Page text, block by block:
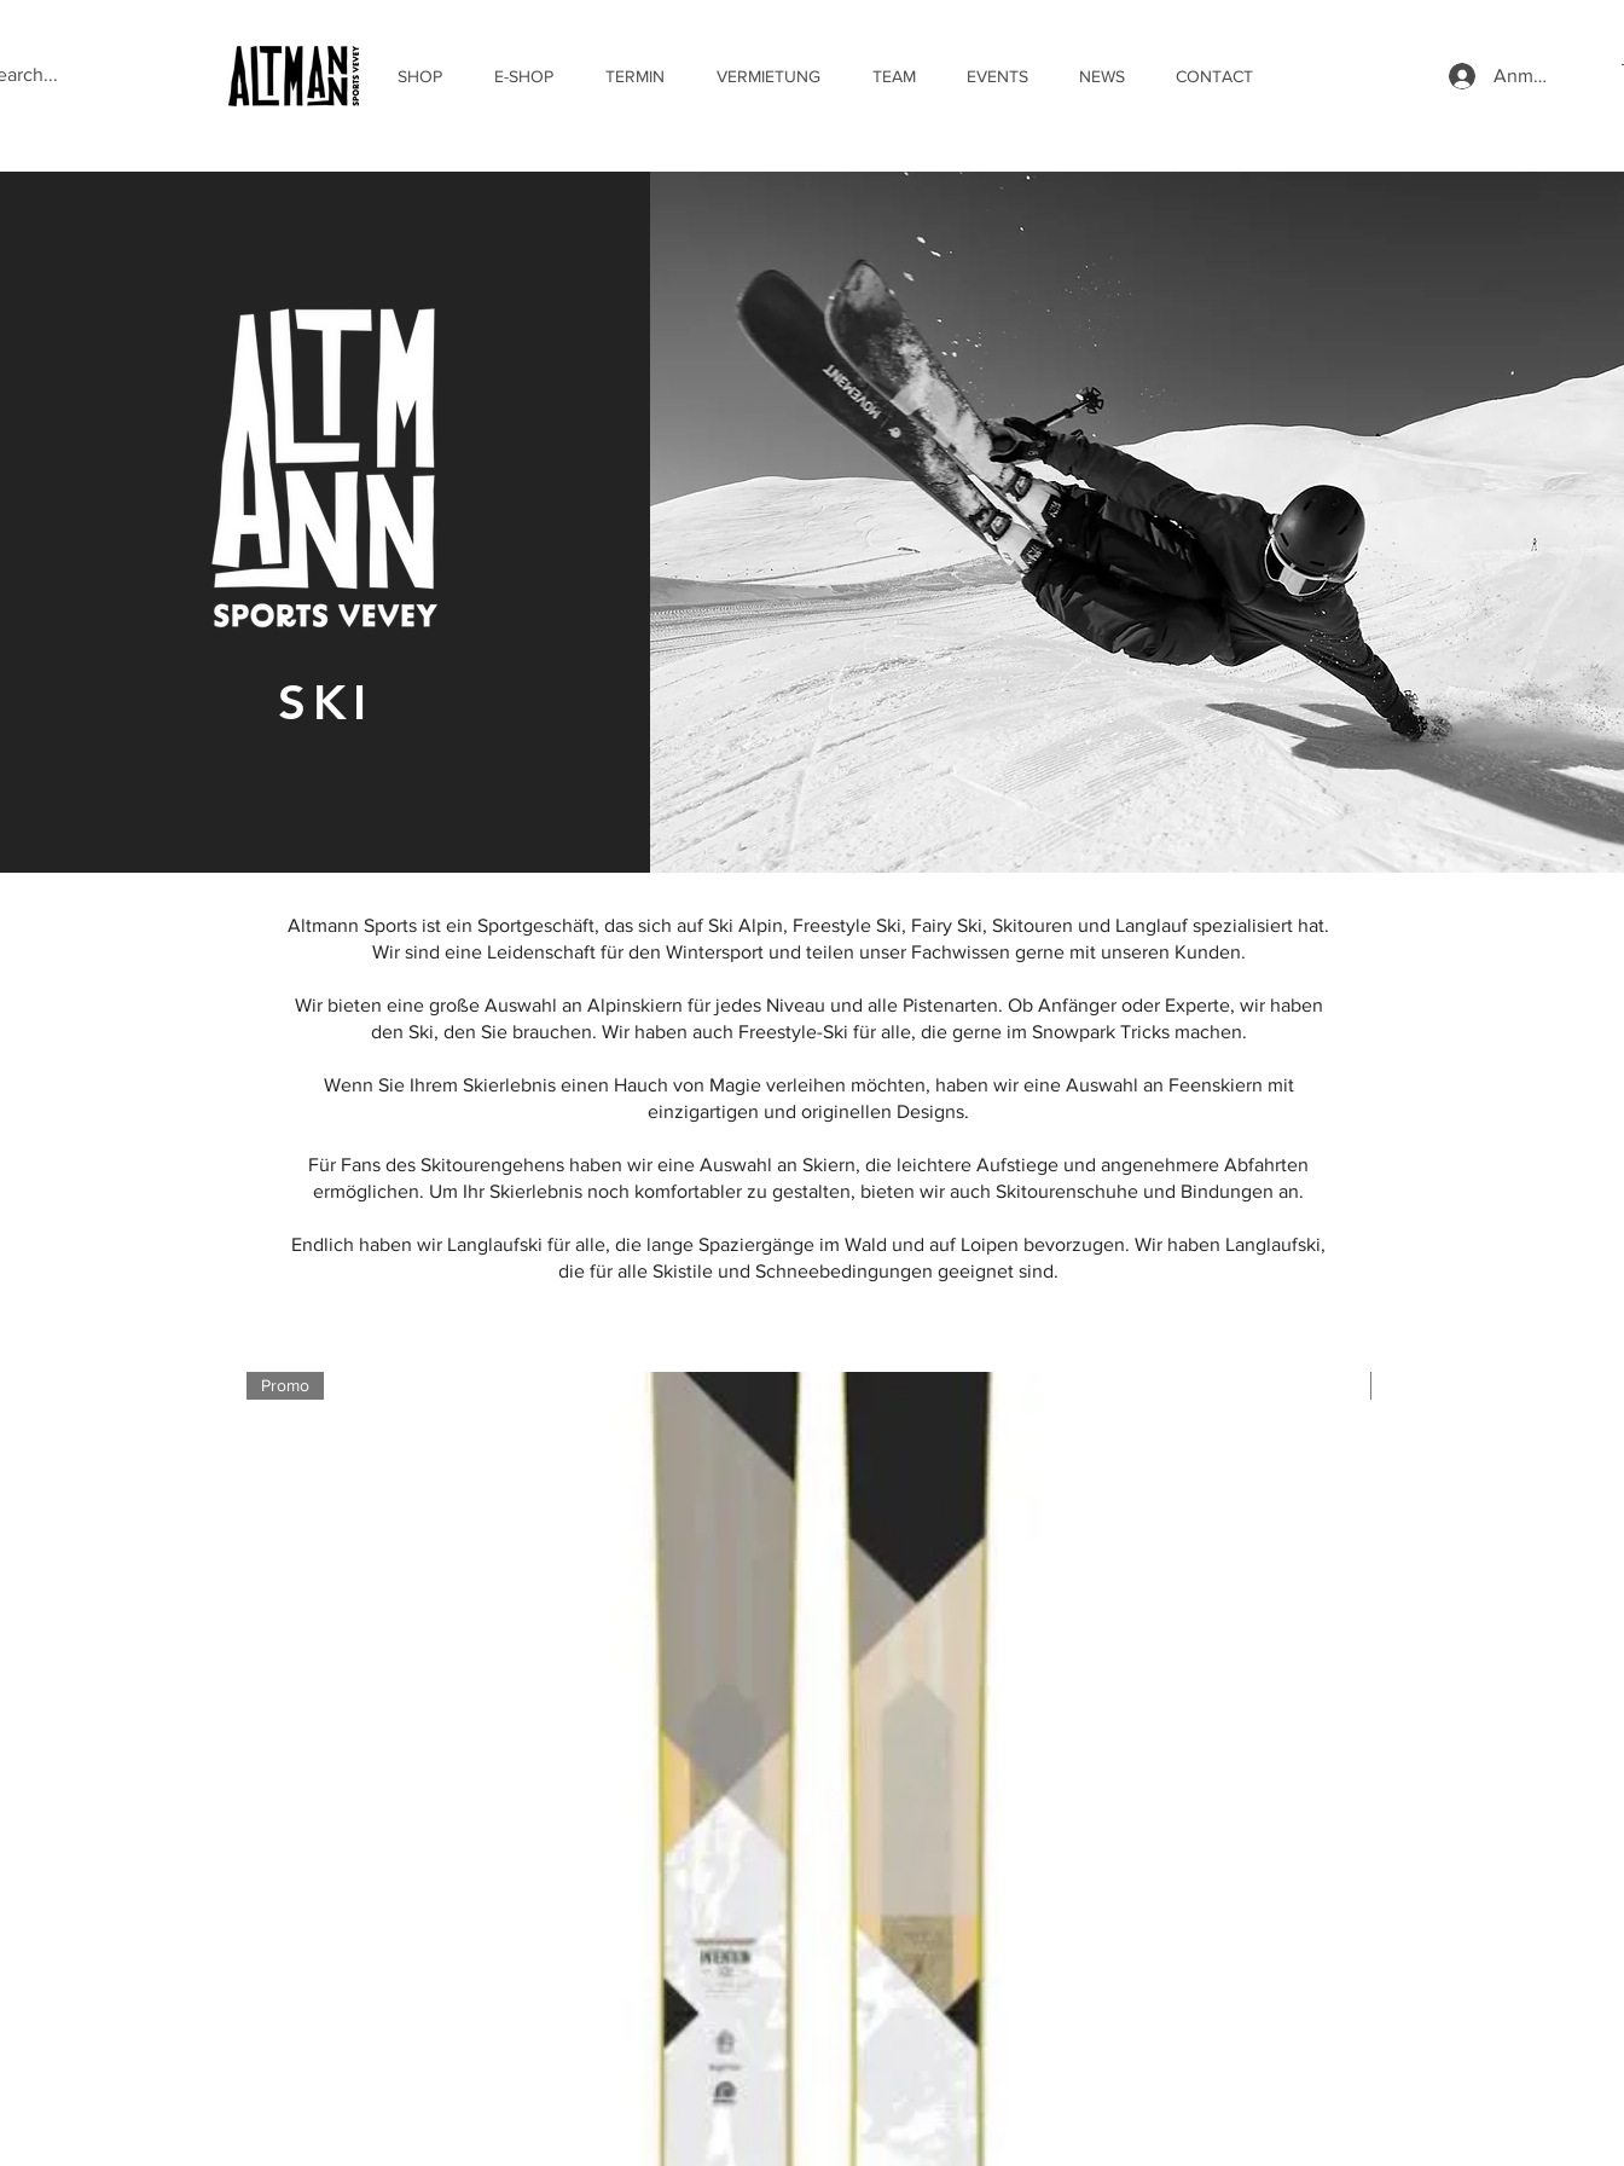
SHOP E-SHOP TERMIN VERMIETUNG TEAM EVENTS NEWS CONTACT Anmelden
SKI
Altmann Sports ist ein Sportgeschäft, das sich auf Ski Alpin, Freestyle Ski, Fairy Ski, Skitouren und Langlauf spezialisiert hat.
Wir sind eine Leidenschaft für den Wintersport und teilen unser Fachwissen gerne mit unseren Kunden.
Wir bieten eine große Auswahl an Alpinskiern für jedes Niveau und alle Pistenarten. Ob Anfänger oder Experte, wir haben
den Ski, den Sie brauchen. Wir haben auch Freestyle-Ski für alle, die gerne im Snowpark Tricks machen.
Wenn Sie Ihrem Skierlebnis einen Hauch von Magie verleihen möchten, haben wir eine Auswahl an Feenskiern mit
einzigartigen und originellen Designs.
Für Fans des Skitourengehens haben wir eine Auswahl an Skiern, die leichtere Aufstiege und angenehmere Abfahrten
ermöglichen. Um Ihr Skierlebnis noch komfortabler zu gestalten, bieten wir auch Skitourenschuhe und Bindungen an.
Endlich haben wir Langlaufski für alle, die lange Spaziergänge im Wald und auf Loipen bevorzugen. Wir haben Langlaufski,
die für alle Skistile und Schneebedingungen geeignet sind.
Promo